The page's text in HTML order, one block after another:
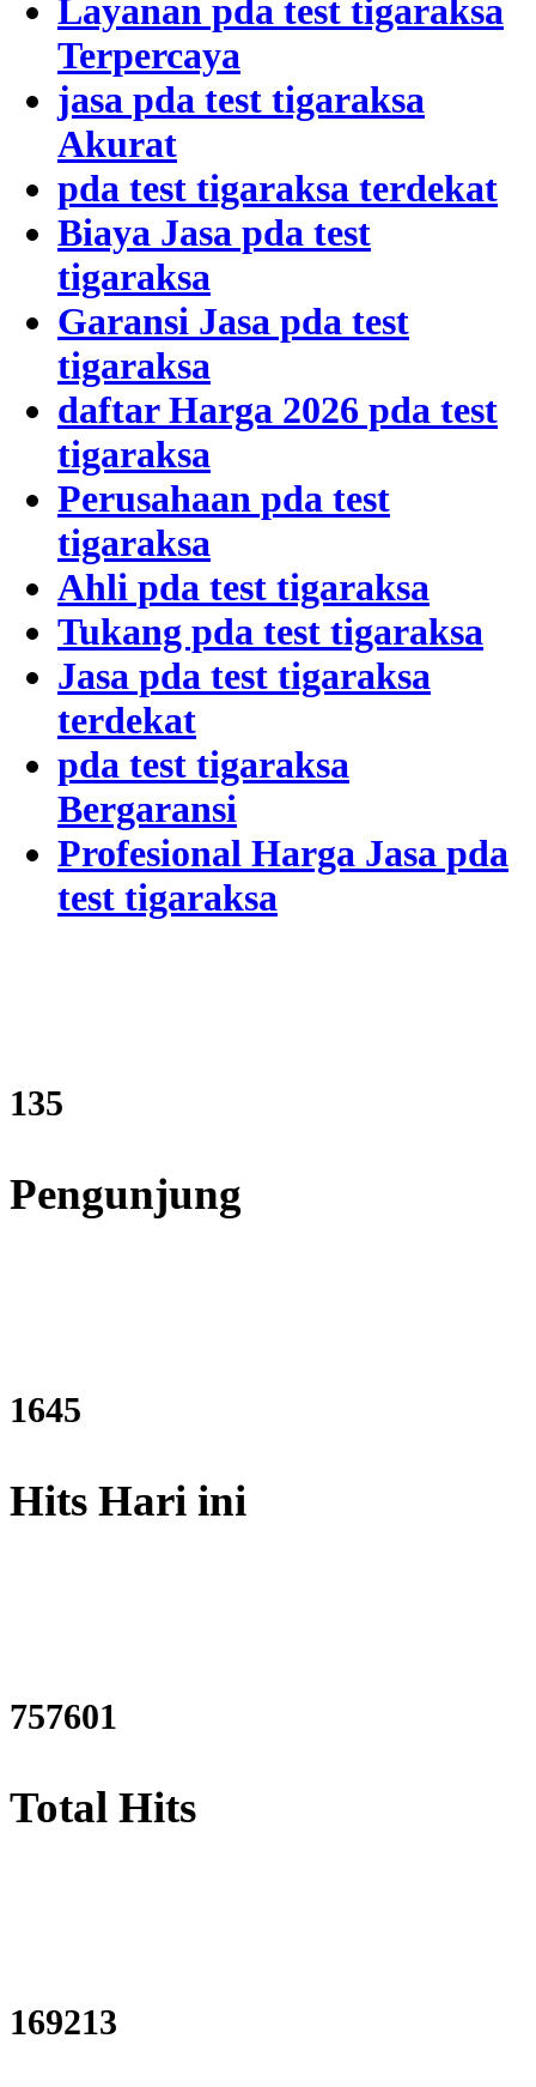
Layanan pda test tigaraksa
Terpercaya
jasa pda test tigaraksa
Akurat
pda test tigaraksa terdekat
Biaya Jasa pda test
tigaraksa
Garansi Jasa pda test
tigaraksa
daftar Harga 2026 pda test
tigaraksa
Perusahaan pda test
tigaraksa
Ahli pda test tigaraksa
Tukang pda test tigaraksa
Jasa pda test tigaraksa
terdekat
pda test tigaraksa
Bergaransi
Profesional Harga Jasa pda
test tigaraksa
161
Pengunjung
1965
Hits Hari ini
911980
Total Hits
203694